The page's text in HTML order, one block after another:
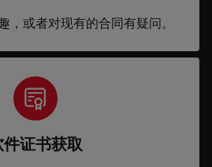
，或者对现有的合同有疑问。
件证书获取